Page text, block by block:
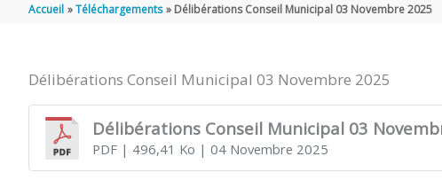
CHERMIGNAC
Accueil Téléchargements Délibérations Conseil Municipal 03 Novembre 2025
Délibérations Conseil Municipal 03 Novembre 2025
Délibérations Conseil Municipal 03
PDF| 496,41 Ko | 04 Novembre 2025